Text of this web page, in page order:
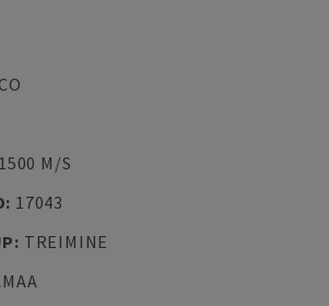
M/S
: 17043
: TREIMINE